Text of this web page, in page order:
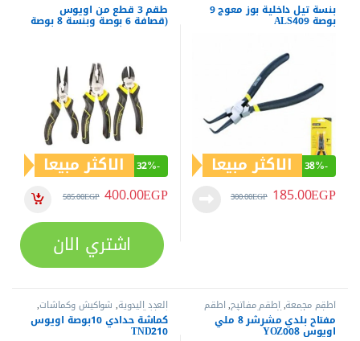
وقصافات بنسة تيل داخلية بوز معوج 9
بوصة ALS409
-
38% الاكثر مبيعا
185.00EGP
300.00EGP
اليدوية, بنس عادية ,بنس وقصافات
طقم بنس,قصافات
طقم 3 قطع من اويوس
(قصافة 6 بوصة وبنسة 8 بوصة
وبنسة بوز طويل 6 بوصة) –
-
32% الاكثر مبيعا
400.00EGP
585.00EGP
اشتري الان
أطقم مجمعة,أطقم مفاتيح,اطقم
مفاتيح,العدد اليدوية,مفاتيح عدة,
مفاتيح عدة بلدي مشرشر مفتاح بلدي مشرشر 8 ملي
اويوس YOZ008
العدد اليدوية, شواكيش وكماشات,
كماشة كماشة حدادي 10بوصة اويوس
TND210